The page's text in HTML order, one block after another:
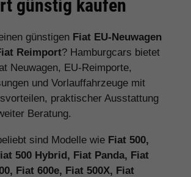
günstig kaufen
günstigen Fiat EU-Neuwagen
Reimport? Hamburgcars bietet
Neuwagen, EU-Reimporte,
und Vorlauffahrzeuge mit
praktischer Ausstattung
Beratung.
sind Modelle wie Fiat 500,
500 Hybrid, Fiat Panda, Fiat
Fiat 600e, Fiat 500X, Fiat